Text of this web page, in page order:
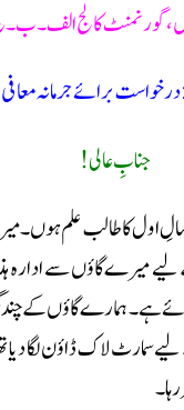
،گورنمنٹ کالج
برائے جرمانہ معافی
جنابِ عالی !
کا طالب علم ہوں ۔
میرے گاؤں سے ادارہ
ہے ۔ ہمارے گاؤں کے
سمارٹ لاک ڈاؤن لگا